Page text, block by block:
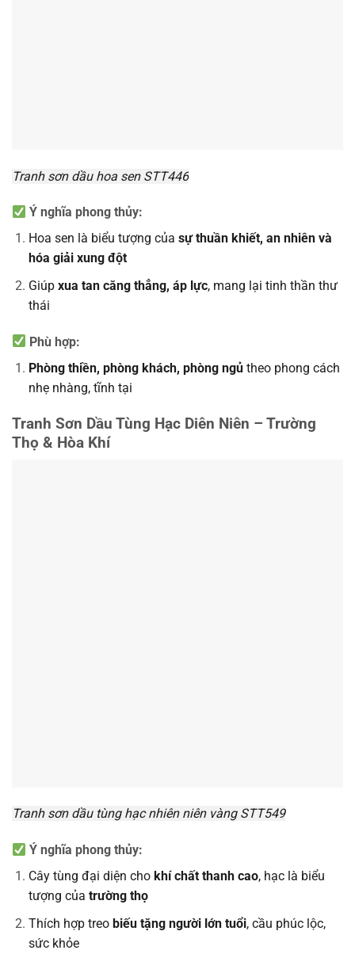
Tranh sơn dầu hoa sen STT446
Ý nghĩa phong thủy:
Hoa sen là biểu tượng của sự thuần khiết, an nhiên và
hóa giải xung đột
Giúp xua tan căng thẳng, áp lực, mang lại tinh thần thư
thái
Phù hợp:
Phòng thiền, phòng khách, phòng ngủtheo phong cách
nhẹ nhàng, tĩnh tại
Tranh Sơn Dầu Tùng Hạc Diên Niên – Trường
Thọ & Hòa Khí
Tranh sơn dầu tùng hạc nhiên niên vàng STT549
Ý nghĩa phong thủy:
Cây tùng đại diện cho khí chất thanh cao, hạc là biểu
tượng của trường thọ
Thích hợp treo biếu tặng người lớn tuổi, cầu phúc lộc,
sức khỏe